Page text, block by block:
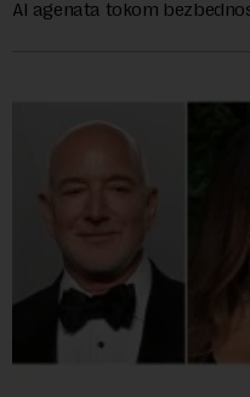
AI agenata tokom